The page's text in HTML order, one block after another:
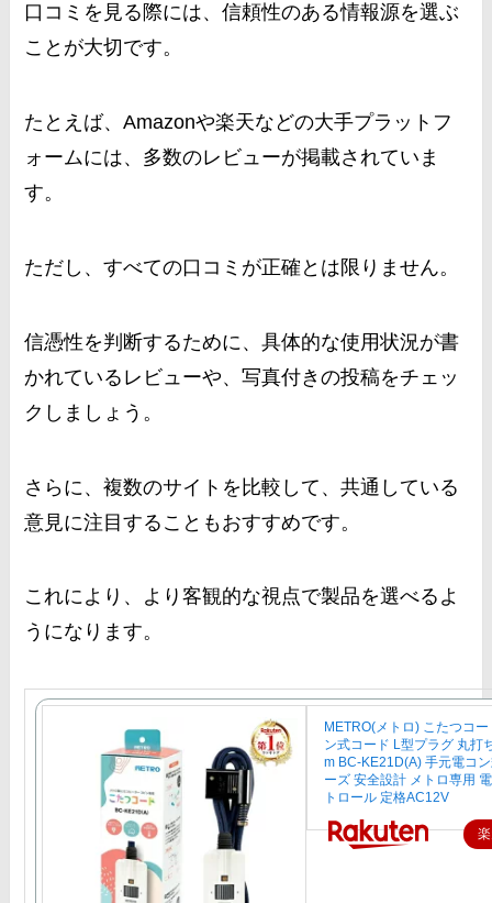
口コミを見る際には、信頼性のある情報源を選ぶ
ことが大切です。
たとえば、Amazonや楽天などの大手プラットフ
ォームには、多数のレビューが掲載されていま
す。
ただし、すべての口コミが正確とは限りません。
信憑性を判断するために、具体的な使用状況が書
かれているレビューや、写真付きの投稿をチェッ
クしましょう。
さらに、複数のサイトを比較して、共通している
意見に注目することもおすすめです。
これにより、より客観的な視点で製品を選べるよ
うになります。
METRO(メトロ) こたつコ
ン式コード L型プラグ 丸打
m BC-KE21D(A) 手元電コ
ーズ 安全設計 メトロ専用
トロール 定格AC12V